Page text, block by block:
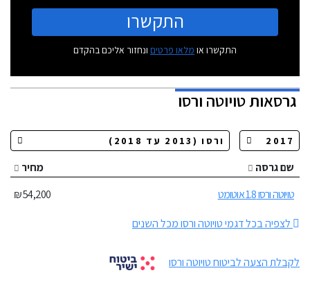
התקשרו
התקשרו או מלאו פרטים ונחזור אליכם בהקדם
גרסאותטויוטה ורסו
שם גרסה
מחיר
טויוטה ורסו 1.8 אוטומט
54,200 ₪
לצפיה בכל דגמי טויוטה ורסו מכל השנים
לקבלת הצעה לביטוח טויוטה ורסו